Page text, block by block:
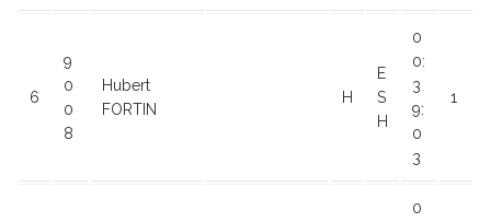
6
9
0
0
8
Hubert
FORTIN
H
E
S
H
0
0:
3
9:
0
3
1
0